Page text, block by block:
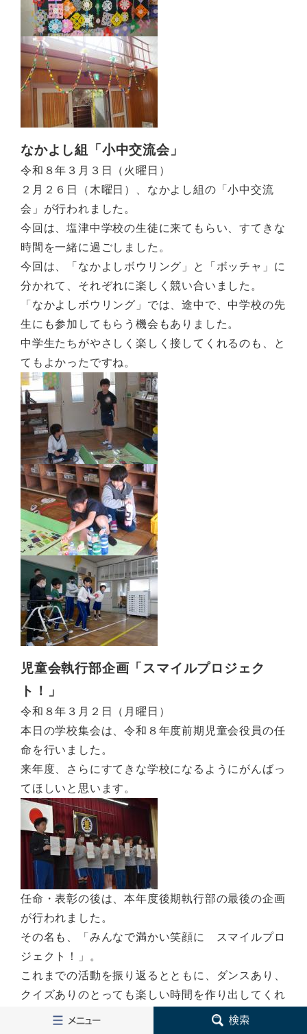
なかよし組「小中交流会」
令和８年３月３日（火曜日）
２月２６日（木曜日）、なかよし組の「小中交流
会」が行われました。
今回は、塩津中学校の生徒に来てもらい、すてきな
時間を一緒に過ごしました。
今回は、「なかよしボウリング」と「ボッチャ」に
分かれて、それぞれに楽しく競い合いました。
「なかよしボウリング」では、途中で、中学校の先
生にも参加してもらう機会もありました。
中学生たちがやさしく楽しく接してくれるのも、と
てもよかったですね。
児童会執行部企画「スマイルプロジェク
ト！」
令和８年３月２日（月曜日）
本日の学校集会は、令和８年度前期児童会役員の任
命を行いました。
来年度、さらにすてきな学校になるようにがんばっ
てほしいと思います。
任命・表彰の後は、本年度後期執行部の最後の企画
が行われました。
その名も、「みんなで満かい笑顔に スマイルプロ
ジェクト！」。
これまでの活動を振り返るとともに、ダンスあり、
クイズありのとっても楽しい時間を作り出してくれ
ました。